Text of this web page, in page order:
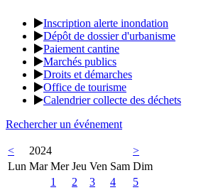
Inscription alerte inondation
Dépôt de dossier d'urbanisme
Paiement cantine
Marchés publics
Droits et démarches
Office de tourisme
Calendrier collecte des déchets
Rechercher un événement
< 2024
>
Lun Mar Mer Jeu Ven Sam Dim
1
2 3 4
5